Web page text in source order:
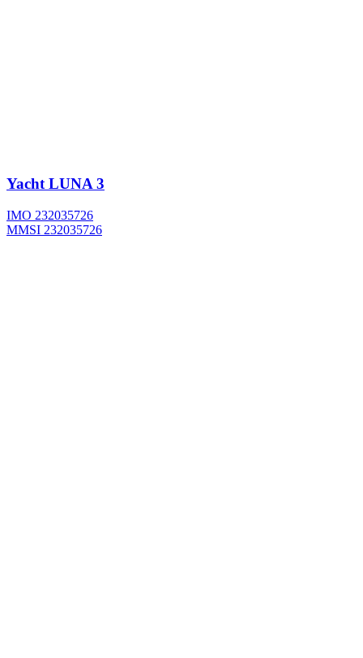
Yacht LUNA 3
IMO 232035726
MMSI 232035726